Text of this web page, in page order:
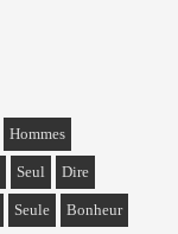
Hommes
Seul Dire
Seule Bonheur